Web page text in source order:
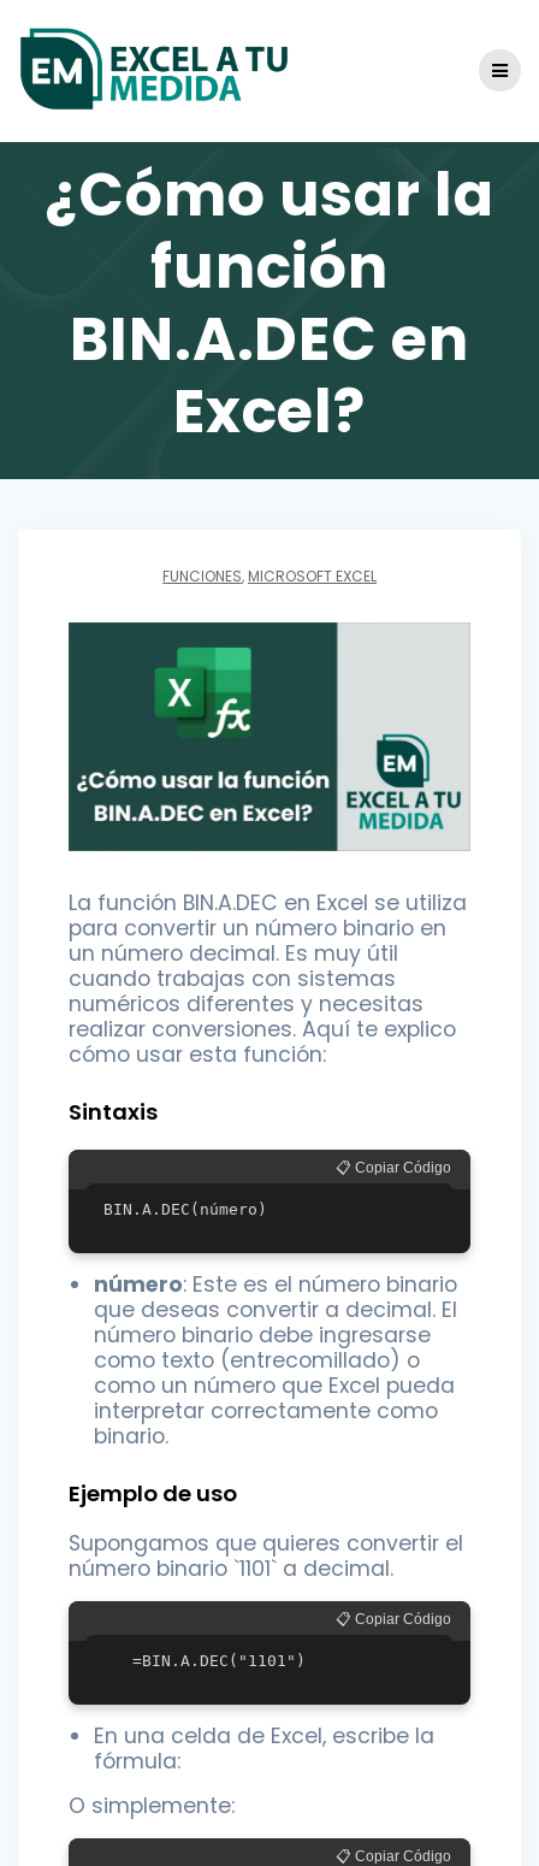
content
¿Cómo usar la
función
BIN.A.DEC en
Excel?
FUNCIONES, MICROSOFT EXCEL
La función BIN.A.DEC en Excel se utiliza
para convertir un número binario en
un número decimal. Es muy útil
cuando trabajas con sistemas
numéricos diferentes y necesitas
realizar conversiones. Aquí te explico
cómo usar esta función:
Sintaxis
📋 Copiar Código
número: Este es el número binario
que deseas convertir a decimal. El
número binario debe ingresarse
como texto (entrecomillado) o
como un número que Excel pueda
interpretar correctamente como
binario.
Ejemplo de uso
Supongamos que quieres convertir el
número binario `1101` a decimal.
📋 Copiar Código
En una celda de Excel, escribe la
fórmula:
O simplemente:
📋 Copiar Código